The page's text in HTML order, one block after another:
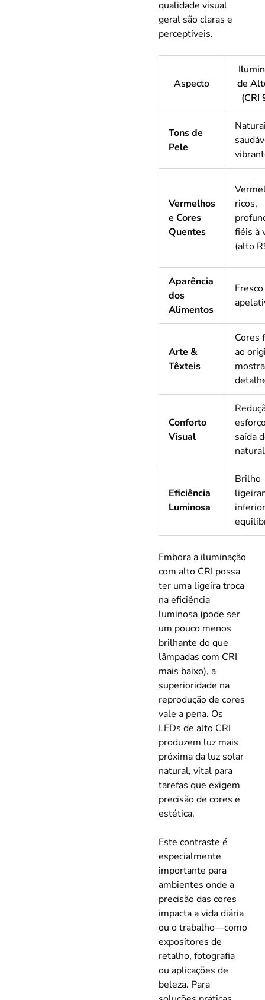
qualidade visual
geral são claras e
perceptíveis.
Aspecto
de
(CRI
Tons de
Pele
Vermelhos
e Cores
Quentes
ricos,
fiéis à
(alto
Aparência
dos
Alimentos
Arte &
Têxteis
Cores
ao
Conforto
Visual
saída
natural
Eficiência
Luminosa
Brilho
Embora a iluminação
com alto CRI possa
ter uma ligeira troca
na eficiência
luminosa (pode ser
um pouco menos
brilhante do que
lâmpadas com CRI
mais baixo), a
superioridade na
reprodução de cores
vale a pena. Os
LEDs de alto CRI
produzem luz mais
próxima da luz solar
natural, vital para
tarefas que exigem
precisão de cores e
estética.
Este contraste é
especialmente
importante para
ambientes onde a
precisão das cores
impacta a vida diária
ou o trabalho—como
expositores de
retalho, fotografia
ou aplicações de
beleza. Para